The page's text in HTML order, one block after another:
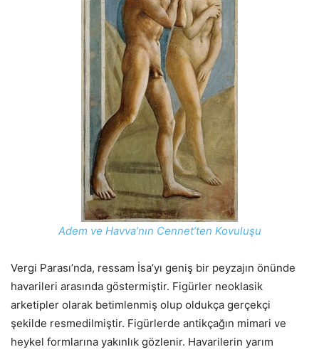
Adem ve Havva’nın Cennet’ten Kovuluşu
Vergi Parası’nda, ressam İsa’yı geniş bir peyzajın önünde
havarileri arasında göstermiştir. Figürler neoklasik
arketipler olarak betimlenmiş olup oldukça gerçekçi
şekilde resmedilmiştir. Figürlerde antikçağın mimari ve
heykel formlarına yakınlık gözlenir. Havarilerin yarım